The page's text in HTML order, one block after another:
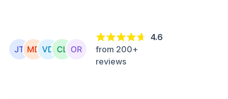
4.6
from 200+
reviews